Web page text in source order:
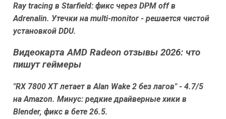
Ray tracing в Starfield: фикс через DPM off в
Adrenalin. Утечки на multi-monitor - решается чистой
установкой DDU.
Видеокарта AMD Radeon отзывы 2026: что
пишут геймеры
"RX 7800 XT летает в Alan Wake 2 без лагов" - 4.7/5
на Amazon. Минус: редкие драйверные хики в
Blender, фикс в бете 26.5.